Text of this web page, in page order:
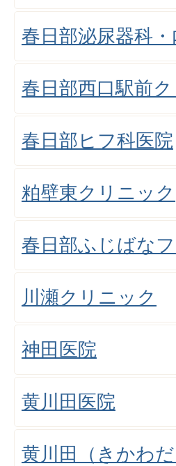
春日部泌尿器科
春日部西口駅前
春日部ヒフ科医院
粕壁東クリニック
春日部ふじばな
川瀬クリニック
神田医院
黄川田医院
黄川田（きかわ